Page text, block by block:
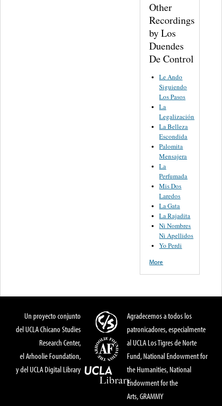
Other
Recordings
by Los
Duendes
De Control
Le Ando
Siguiendo
Los Pasos
La
Legalización
La Belleza
Escondida
Palomita
Mensajera
La
Perfumada
Mis Dos
Laredos
La Gata
La Rajadita
Ni Nombres
Ni Apellidos
Yo Perdi
More
Un proyecto conjunto
del UCLA Chicano Studies
Research Center,
el Arhoolie Foundation,
y del UCLA Digital Library
Agradecemos a todos los
patronicadores, especialmente
al UCLA Los Tigres de Norte
Fund, National Endowment for
the Humanities, National
Endowment for the
Arts, GRAMMY